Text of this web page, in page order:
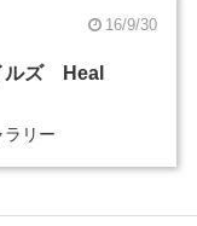
16/9/30
ルズ Heal
ラリー